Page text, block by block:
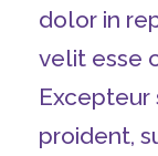
dolor in
velit esse
Excepteur
proident,